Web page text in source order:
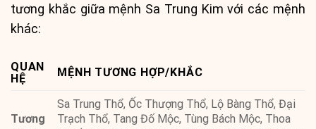
tương khắc giữa mệnh Sa Trung Kim với các mệnh
khác:
QUAN
HỆ
MỆNH TƯƠNG HỢP/KHẮC
Tương
Sa Trung Thổ, Ốc Thượng Thổ, Lộ Bàng Thổ, Đại
Trạch Thổ, Tang Đố Mộc, Tùng Bách Mộc, Thoa